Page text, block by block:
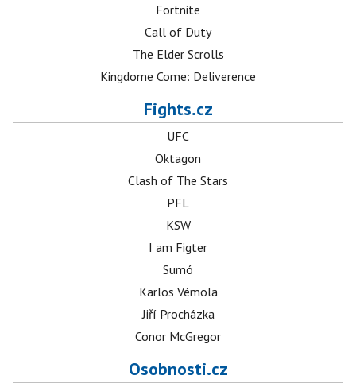
Fortnite
Call of Duty
The Elder Scrolls
Kingdome Come: Deliverence
Fights.cz
UFC
Oktagon
Clash of The Stars
PFL
KSW
I am Figter
Sumó
Karlos Vémola
Jiří Procházka
Conor McGregor
Osobnosti.cz